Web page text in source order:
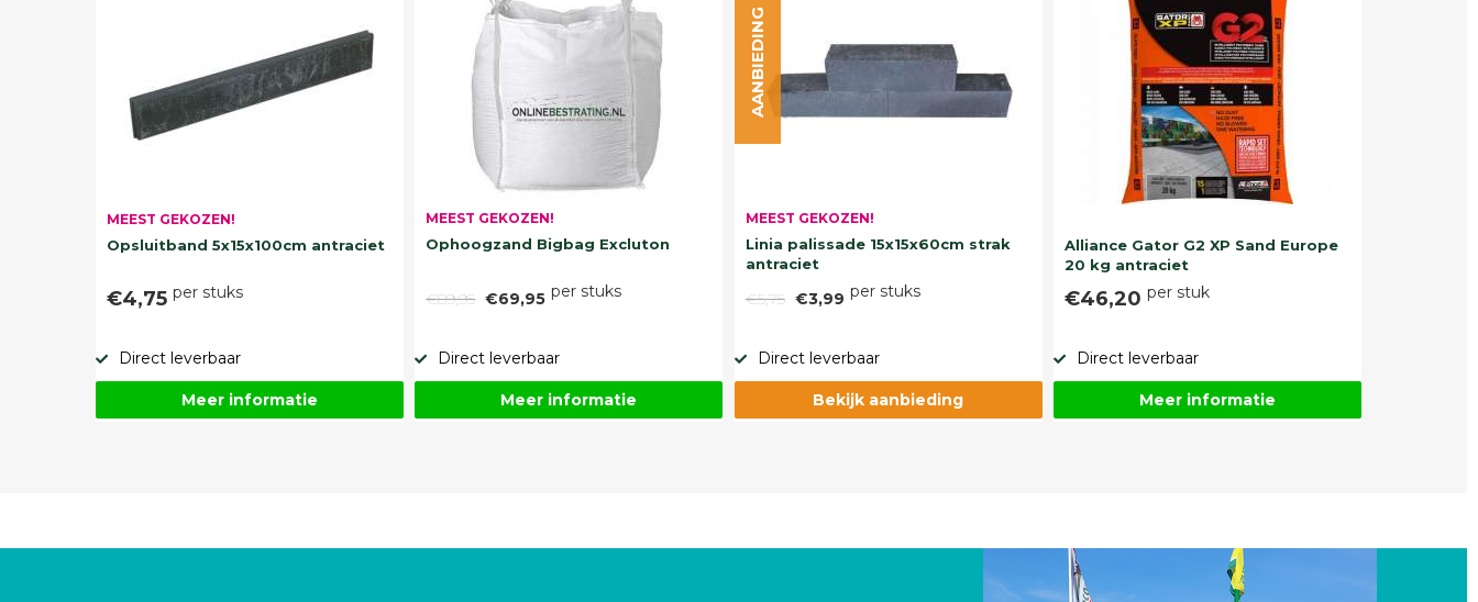
MEEST GEKOZEN!
Opsluitband 5x15x100cm antraciet
€4,75 per stuks
Direct leverbaar
Meer informatie
MEEST GEKOZEN!
Ophoogzand Bigbag Excluton
€89,95 €69,95 per stuks
Direct leverbaar
Meer informatie
MEEST GEKOZEN!
Linia palissade 15x15x60cm strak
antraciet
€5,75 €3,99 per stuks
AANBIEDING
Direct leverbaar
Bekijk aanbieding
Alliance Gator G2 XP Sand Europe
20 kg antraciet
€46,20 per stuk
Direct leverbaar
Meer informatie